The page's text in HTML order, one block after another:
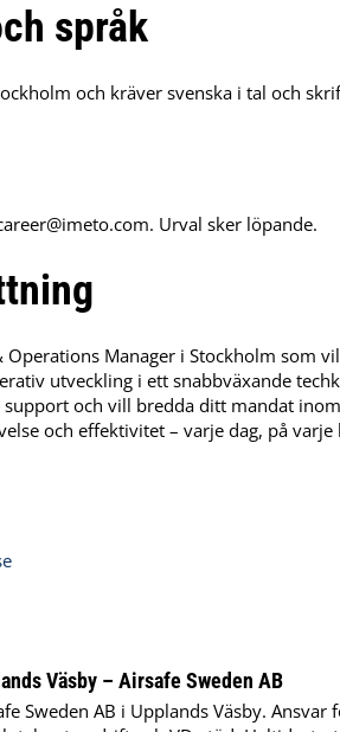
språk
och kräver svenska i tal och
. Urval sker löpande.
Operations Manager i Stockholm som
utveckling i ett snabbväxande
och vill bredda ditt mandat
och effektivitet – varje dag, på varje
Väsby – Airsafe Sweden AB
Sweden AB i Upplands Väsby. Ansvar